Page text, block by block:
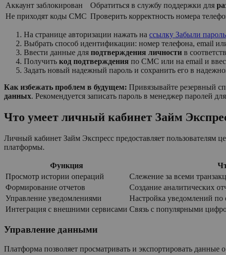
Аккаунт заблокирован
Обратиться в службу поддержки для
Не приходят коды СМС Проверить корректность номера
На странице авторизации нажать на ссылку Забыли
Выбрать способ идентификации: номер телефона, email
Ввести данные для подтверждения личности в
Получить код подтверждения по СМС или на email и
Задать новый надежный пароль и сохранить его в
Как избежать проблем в будущем: Привязывайте резервный
данных. Рекомендуется записать пароль в менеджер паролей
Что умеет личный кабинет Займ
Личный кабинет Займ Экспресс предоставляет пользователям
платформы.
Функция
Просмотр истории операций
Слежение за всеми
Формирование отчетов
Создание аналитических
Управление уведомлениями
Настройка уведомлений
Интеграция с внешними сервисами Связь с популярными
Управление данными
Платформа позволяет просматривать и экспортировать